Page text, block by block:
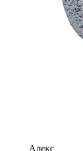
Алекс